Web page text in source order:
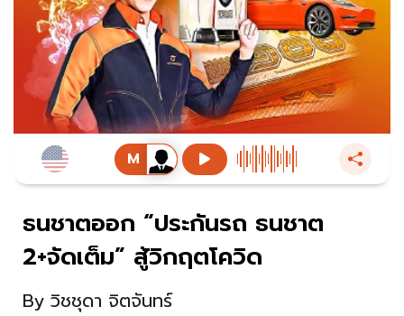
ธนชาตออก “ประกันรถ ธนชาต
2+จัดเต็ม” สู้วิกฤตโควิด
By วิชชุดา จิตจันทร์